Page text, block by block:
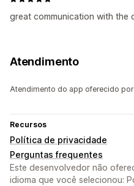
great communication with the
Atendimento
Atendimento do app oferecido
Recursos
Política de privacidade
Perguntas frequentes
Este desenvolvedor não
idioma que você selecionou: